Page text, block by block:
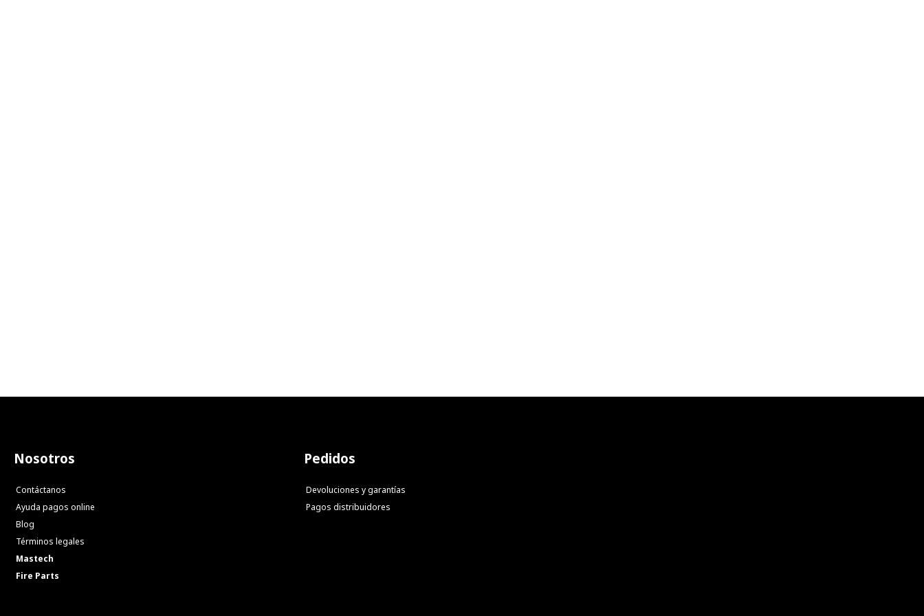
Nosotros
Contáctanos
Ayuda pagos online
Blog
Términos legales
Mastech
Fire Parts
Pedidos
Devoluciones y garantías
Pagos distribuidores